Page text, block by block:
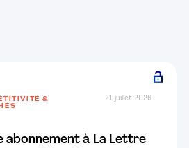
&
21 juillet 2026
abonnement à La Lettre